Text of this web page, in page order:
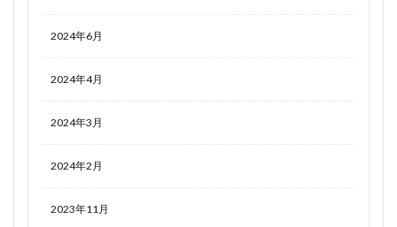
2024年6月
2024年4月
2024年3月
2024年2月
2023年11月